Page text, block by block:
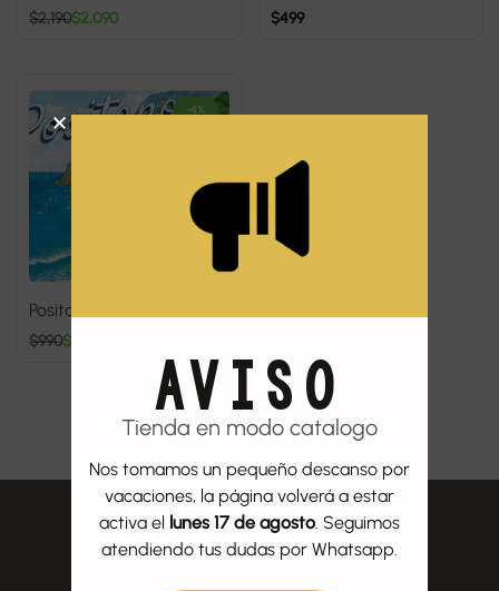
$2,190$2,090 $499
-4%
Positano
$990$
AVISO
Tienda en modo catalogo
Nos tomamos un pequeño descanso por
vacaciones, la página volverá a estar
activa el lunes 17 de agosto. Seguimos
atendiendo tus dudas por Whatsapp.